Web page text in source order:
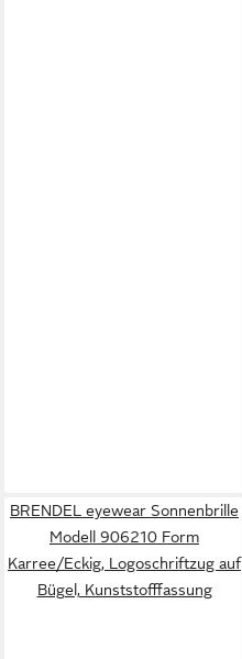
BRENDEL eyewear Sonnenbrille
Modell 906210 Form
Karree/Eckig, Logoschriftzug auf
Bügel, Kunststofffassung